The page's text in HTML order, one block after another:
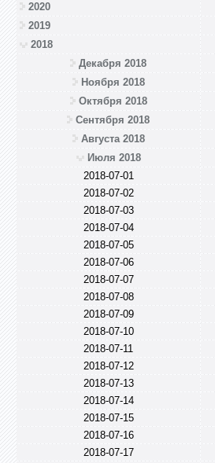
2020
2019
2018
Декабря 2018
Ноября 2018
Октября 2018
Сентября 2018
Августа 2018
Июля 2018
2018-07-01
2018-07-02
2018-07-03
2018-07-04
2018-07-05
2018-07-06
2018-07-07
2018-07-08
2018-07-09
2018-07-10
2018-07-11
2018-07-12
2018-07-13
2018-07-14
2018-07-15
2018-07-16
2018-07-17